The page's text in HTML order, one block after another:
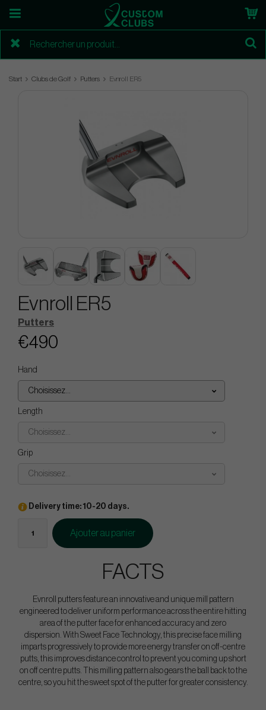
Start Clubs de Golf Putters Evnroll ER5
Evnroll ER5
Putters
€490
Hand
Choisissez...
Length
Choisissez...
Grip
Choisissez...
Delivery time: 10-20 days.
Ajouter au panier
FACTS
Evnroll putters feature an innovative and unique mill pattern
engineered to deliver uniform performance across the entire hitting
area of the putter face for enhanced accuracy and zero
dispersion. With Sweet Face Technology, this precise face milling
imparts progressively to provide more energy transfer on off-centre
putts, this improves distance control to prevent you coming up short
on off centre putts. This milling pattern also gears the ball back to the
centre, so you hit the sweet spot of the putter for greater consistency.